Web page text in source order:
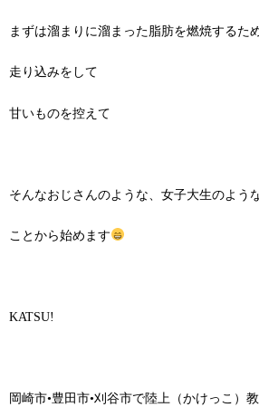
まずは溜まりに溜まった脂肪を燃焼するた
走り込みをして
甘いものを控えて
そんなおじさんのような、女子大生のよう
ことから始めます
KATSU!
岡崎市•豊田市•刈谷市で陸上（かけっこ）